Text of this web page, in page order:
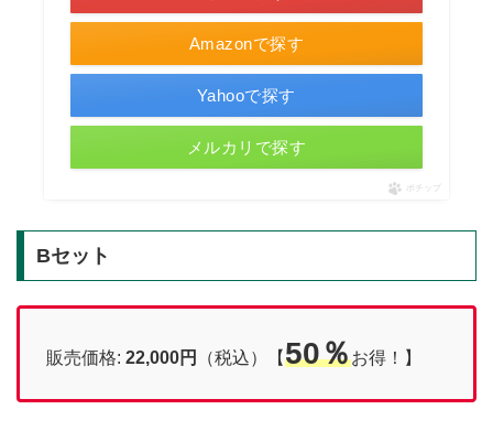
Amazonで探す
Yahooで探す
メルカリで探す
ポチップ
Bセット
販売価格: 22,000円 （税込）【50％お得！】